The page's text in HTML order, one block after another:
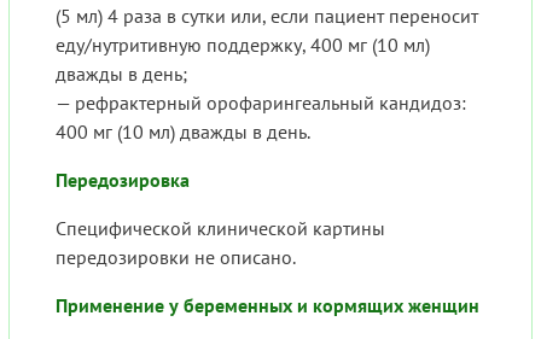
(5 мл) 4 раза в сутки или, если пациент переносит
еду/нутритивную поддержку, 400 мг (10 мл)
дважды в день;
— рефрактерный орофарингеальный кандидоз:
400 мг (10 мл) дважды в день.
Передозировка
Специфической клинической картины
передозировки не описано.
Применение у беременных и кормящих женщин